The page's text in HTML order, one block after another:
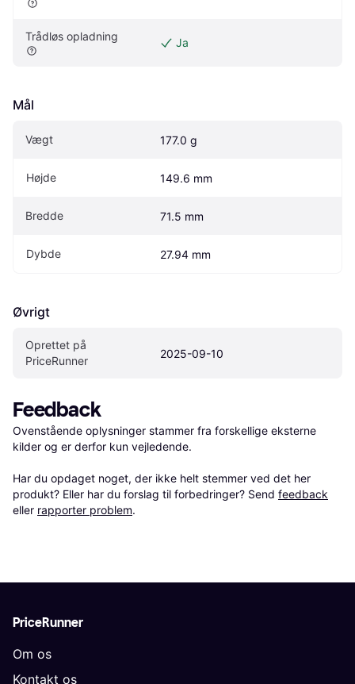
Trådløs opladning Ja
Mål
Vægt 177.0 g
Højde 149.6 mm
Bredde 71.5 mm
Dybde 27.94 mm
Øvrigt
Oprettet på
PriceRunner
2025-09-10
Feedback
Ovenstående oplysninger stammer fra forskellige eksterne
kilder og er derfor kun vejledende.
Har du opdaget noget, der ikke helt stemmer ved det her
produkt? Eller har du forslag til forbedringer? Send feedback
eller rapporter problem.
PriceRunner
Om os
Kontakt os